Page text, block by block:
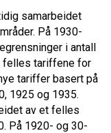
samarbeidet
På 1930-
i antall
felles tariffene for
tariffer basert på
1925 og 1935.
av et felles
På 1920- og 30-